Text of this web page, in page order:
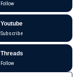
Follow
Youtube
Subscribe
Threads
Follow